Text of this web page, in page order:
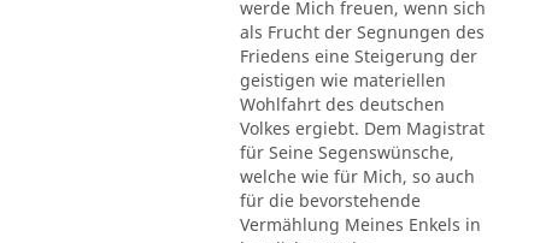
werde Mich freuen, wenn sich
als Frucht der Segnungen des
Friedens eine Steigerung der
geistigen wie materiellen
Wohlfahrt des deutschen
Volkes ergiebt. Dem Magistrat
für Seine Segenswünsche,
welche wie für Mich, so auch
für die bevorstehende
Vermählung Meines Enkels in